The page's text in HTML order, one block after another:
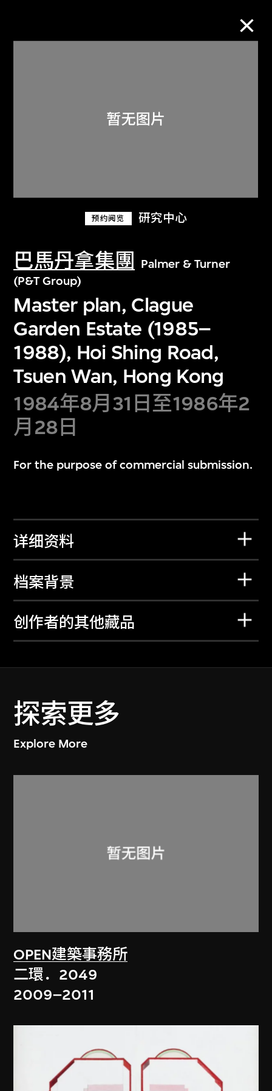
预约阅览 研究中心
巴馬丹拿集團
Palmer & Turner
(P&T Group)
Master plan, Clague
Garden Estate (1985–
1988), Hoi Shing Road,
Tsuen Wan, Hong Kong
1984年8月31日至1986年2
月28日
For the purpose of commercial submission.
详细资料
档案背景
创作者的其他藏品
探索更多
Explore More
OPEN建築事務所
二環．2049
2009–2011
关于M+藏品
探索世界顶级的二十及二十一世纪视觉
文化藏品。